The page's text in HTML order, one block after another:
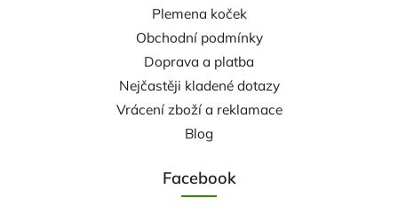
Plemena koček
Obchodní podmínky
Doprava a platba
Nejčastěji kladené dotazy
Vrácení zboží a reklamace
Blog
Facebook